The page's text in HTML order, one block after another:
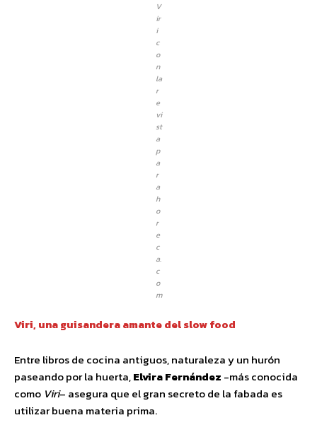
V
ir
i
c
o
n
la
r
e
vi
st
a
p
a
r
a
h
o
r
e
c
a.
c
o
m
Viri, una guisandera amante del slow food
Entre libros de cocina antiguos, naturaleza y un hurón
paseando por la huerta,Elvira Fernández -más conocida
como Viri– asegura que el gran secreto de la fabada es
utilizar buena materia prima.